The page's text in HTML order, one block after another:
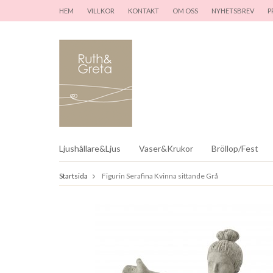
HEM VILLKOR KONTAKT OM OSS NYHETSBREV
Ljushållare&Ljus Vaser&Krukor Bröllop/Fest
Startsida Figurin Serafina Kvinna sittande Grå